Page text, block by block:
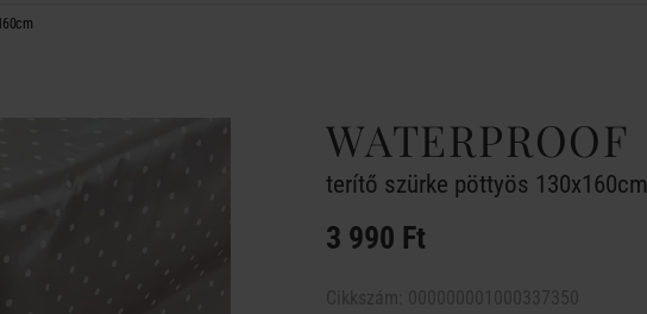
WATERPROOF
terítő szürke pöttyös 130x160cm
3 990 Ft